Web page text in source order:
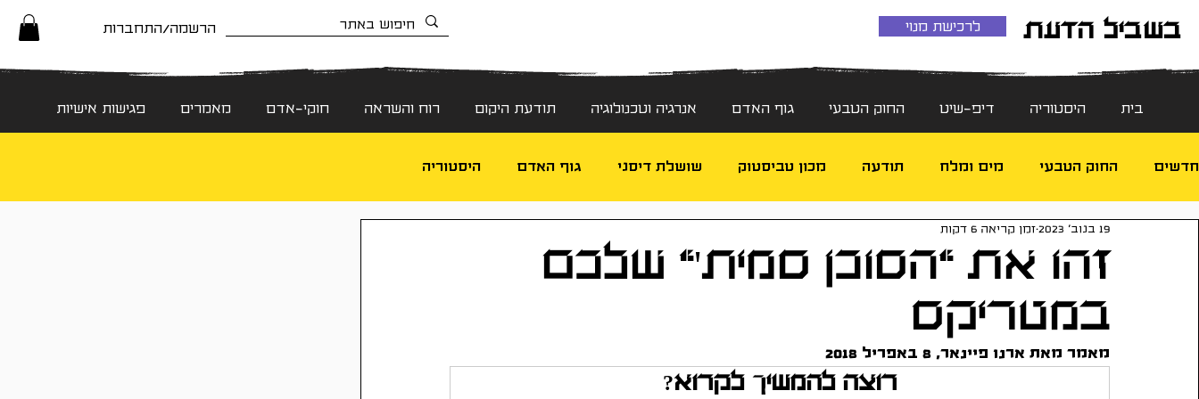
הרשמה/התחברות בשביל הדעת לרכישת מנוי
בית היסטוריה דיפ-שיט החוק הטבעי גוף האדם אנרגיה וטכנולוגיה תודעת היקום רוח והשראה חוקי-אדם מאמרים פגישות אישיות
חדשים החוק הטבעי מים ומלח תודעה מכון טביסטוק שושלת דיסני גוף האדם היסטוריה
אנרגיה וטכנולוגיה
זהו את "הסוכן סמית'" שלכם
במטריקס
19 בנוב׳ 2023 זמן קריאה 6 דקות
מאמר מאת ארנו פיינאר, 8 באפריל 2018
רוצה להמשיך לקרוא?